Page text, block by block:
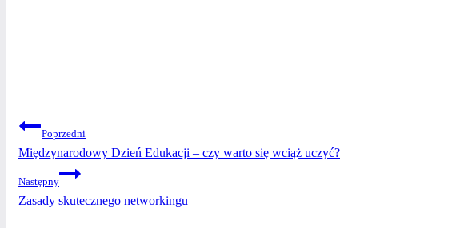
NAWIGACJA
WPISU
Poprzedni
Międzynarodowy Dzień Edukacji – czy warto się wciąż uczyć?
Następny
Zasady skutecznego networkingu